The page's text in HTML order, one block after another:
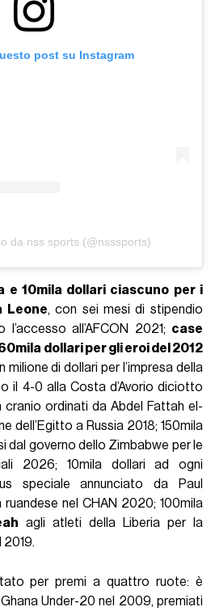
post su Instagram
da nss sports (@nsssports)
e 10mila dollari ciascuno per i
Leone, con sei mesi di stipendio
all’AFCON 2021; case
dollari per gli eroi del 2012
milione di dollari per l’impresa della
il 4-0 alla Costa d’Avorio diciotto
cranio ordinati da Abdel Fattah el-
dell’Egitto a Russia 2018; 150mila
dal governo dello Zimbabwe per le
2026; 10mila dollari ad ogni
speciale annunciato da Paul
ruandese nel CHAN 2020; 100mila
agli atleti della Liberia per la
2019.
per premi a quattro ruote: è
Under-20 nel 2009, premiati